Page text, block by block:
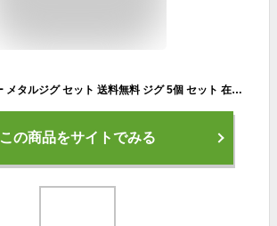
【送料無料】ルアー メタルジグ セット 送料無料 ジグ 5個 セット 在庫限り【シリーズサイズ展開】7g 10g 15g 18g 22g 30g 40g シーバス ヒラメ ジグサビキ ?釣り用品 釣り具 釣具 釣り さびき釣り 父の日
この商品をサイトでみる